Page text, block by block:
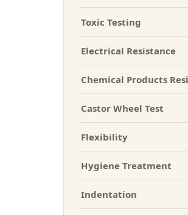
Toxic Testing
Electrical Resistance
Chemical Products
Castor Wheel Test
Flexibility
Hygiene Treatment
Indentation